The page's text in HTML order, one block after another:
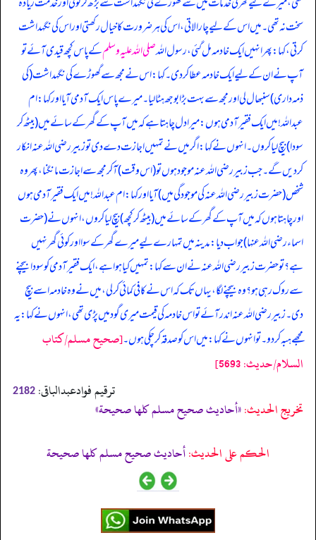
سخت نہ تھی۔ میں اس کے لیے چارا لاتی، اس کی ہر ضرورت کا خیال رکھتی اور اس کی نگہداشت
کرتی، کہا: پھر انہیں ایک خادمہ مل گئی، رسول اللہصلی اللہ علیہ وسلمکے پاس کچھ قیدی آئے تو
آپ نے ان کے لیے ایک خادمہ عطا کر دی۔ کہا: اس نے مجھ سے گھوڑے کی نگہداشت (کی
ذمہ داری) سنبھال لی اور مجھ سے بہت بڑا بوجھ ہٹا لیا۔ میرے پاس ایک آدمی آیا اور کہا: ام
عبداللہ! میں ایک فقیر آدمی ہوں: میرا دل چاہتا ہے کہ میں آپ کے گھر کے سائے میں (بیٹھ کر
سودا) بیچ لیا کروں۔ انہوں نے کہا: اگر میں نے تمہیں اجازت دے دی تو زبیر رضی اللہ عنہ انکار
کر دیں گے۔ جب زبیر رضی اللہ عنہ موجود ہوں تو (اس وقت) آ کر مجھ سے اجازت مانگنا، پھر وہ
شخص (حضرت زبیر رضی اللہ عنہ کی موجودگی میں) آیا اور کہا: ام عبداللہ! میں ایک فقیر آدمی ہوں
اور چاہتا ہوں کہ میں آپ کے گھر کے سائے میں (بیٹھ کر کچھ) بیچ لیا کروں، انہوں نے (حضرت
اسماء رضی اللہ عنہا) جواب دیا: مدینہ میں تمہارے لیے میرے گھر کے سوا اور کوئی گھر نہیں
ہے؟ تو حضرت زبیر رضی اللہ عنہ نے ان سے کہا: تمہیں کیا ہوا ہے، ایک فقیر آدمی کو سودا بیچنے
سے روک رہی ہو؟ وہ بیچنے لگا، یہاں تک کہ اس نے کافی کمائی کر لی، میں نے وہ خادمہ اسے بیچ
دی۔ زبیر رضی اللہ عنہ اندر آئے تو اس خادمہ کی قیمت میری گود میں پڑی تھی، انہوں نے کہا: یہ
مجھے ہبہ کر دو۔ تو انہوں نے کہا: میں اس کو صدقہ کر چکی ہوں۔[صحيح مسلم/كتاب
السلام/حدیث: 5693]
ترقیم فوادعبدالباقی: 2182
تخریج الحدیث:«أحاديث صحيح مسلم كلها صحيحة»
الحكم على الحديث:أحاديث صحيح مسلم كلها صحيحة